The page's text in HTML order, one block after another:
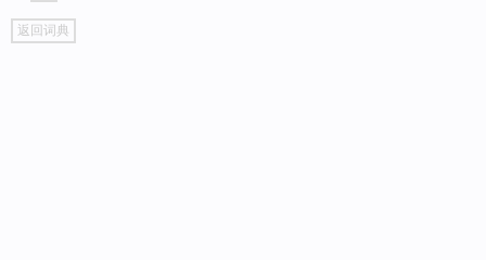
go
top
返回词典